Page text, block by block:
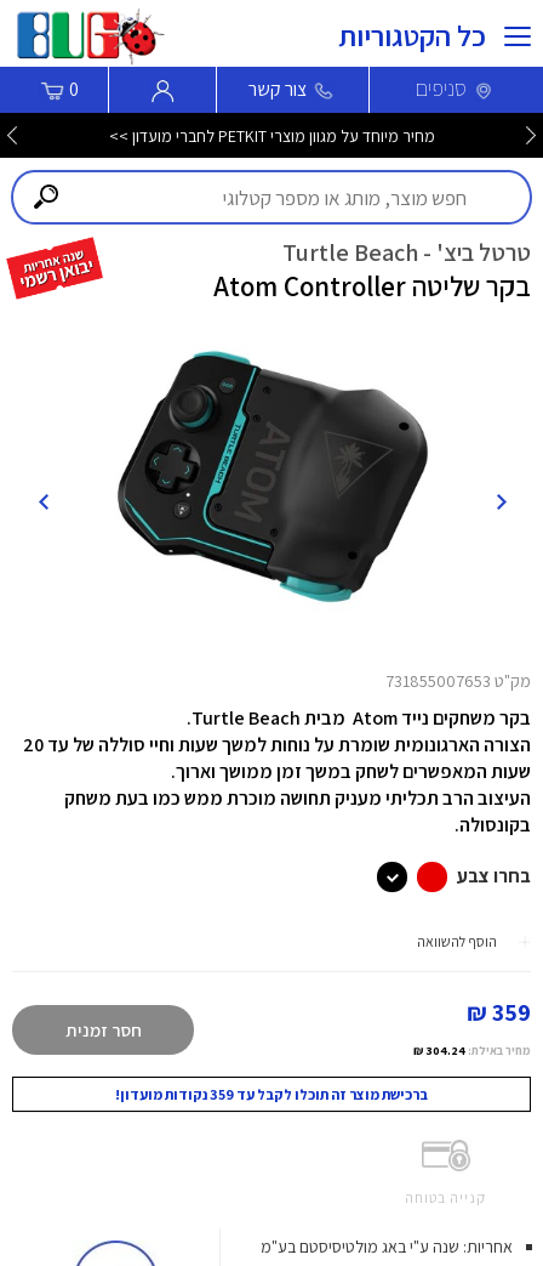
כל הקטגוריות
סניפים צור קשר 0
מחיר מיוחד על מגוון מוצרי PETKIT לחברי מועדון >>
טרטל ביצ' - Turtle Beach
בקר שליטה Atom Controller
מק"ט 731855007653
בקר משחקים נייד Atom מבית Turtle Beach.
הצורה הארגונומית שומרת על נוחות למשך שעות וחיי סוללה של עד 20
שעות המאפשרים לשחק במשך זמן ממושך וארוך.
העיצוב הרב תכליתי מעניק תחושה מוכרת ממש כמו בעת משחק
בקונסולה.
בחרו צבע
הוסף להשוואה
359 ₪
מחיר באילת: 304.24 ₪
חסר זמנית
ברכישת מוצר זה תוכלו לקבל עד 359 נקודות מועדון!
קנייה בטוחה
אחריות: שנה ע"י באג מולטיסיסטם בע"מ